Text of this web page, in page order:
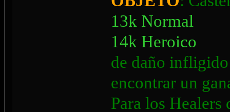
13k Normal
14k Heroico
de daño infligido
encontrar un
Para los Healers